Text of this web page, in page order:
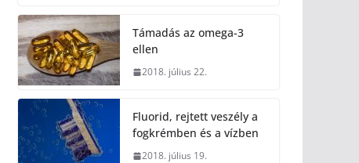
Támadás az omega-3
ellen
2018. július 22.
Fluorid, rejtett veszély a
fogkrémben és a vízben
2018. július 19.